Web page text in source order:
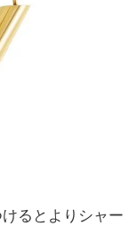
るとよりシャー